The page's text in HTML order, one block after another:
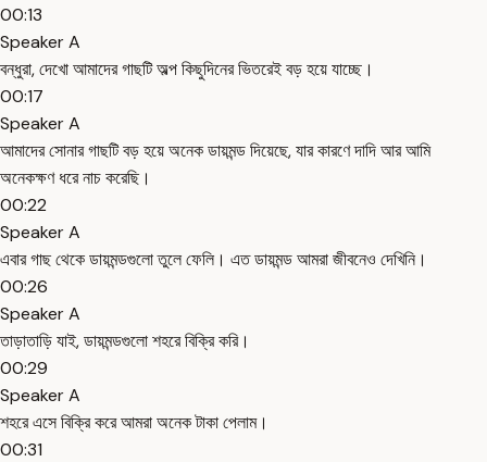
00:13
Speaker A
বন্ধুরা, দেখো আমাদের গাছটি অল্প কিছুদিনের ভিতরেই বড় হয়ে যাচ্ছে।
00:17
Speaker A
আমাদের সোনার গাছটি বড় হয়ে অনেক ডায়মন্ড দিয়েছে, যার কারণে দাদি আর আমি
অনেকক্ষণ ধরে নাচ করেছি।
00:22
Speaker A
এবার গাছ থেকে ডায়মন্ডগুলো তুলে ফেলি। এত ডায়মন্ড আমরা জীবনেও দেখিনি।
00:26
Speaker A
তাড়াতাড়ি যাই, ডায়মন্ডগুলো শহরে বিক্রি করি।
00:29
Speaker A
শহরে এসে বিক্রি করে আমরা অনেক টাকা পেলাম।
00:31